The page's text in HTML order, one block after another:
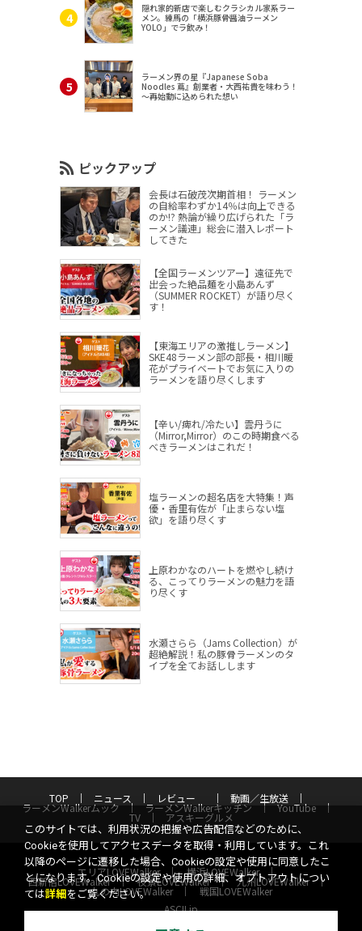
隠れ家的新店で楽しむクラシカル家系ラー
メン。練馬の「横浜豚骨醤油ラーメン
YOLO」でラ飲み！
ラーメン界の星『Japanese Soba
Noodles 蔦』創業者・大西祐貴を味わう！
～再始動に込められた想い
ピックアップ
会長は石破茂次期首相！ ラーメン
の自給率わずか14％は向上できる
のか!? 熱論が繰り広げられた「ラ
ーメン議連」総会に潜入レポート
してきた
【全国ラーメンツアー】遠征先で
出会った絶品麺を小島あんず
（SUMMER ROCKET）が語り尽く
す！
【東海エリアの激推しラーメン】
SKE48ラーメン部の部長・相川暖
花がプライベートでお気に入りの
ラーメンを語り尽くします
【辛い/痺れ/冷たい】雲丹うに
（Mirror,Mirror）のこの時期食べる
べきラーメンはこれだ！
塩ラーメンの超名店を大特集！声
優・香里有佐が「止まらない塩
欲」を語り尽くす
上原わかなのハートを燃やし続け
る、こってりラーメンの魅力を語
り尽くす
水瀬さらら（Jams Collection）が
超絶解説！私の豚骨ラーメンのタ
イプを全てお話しします
TOP ニュース レビュー 動画／生放送
ラーメンWalkerムック ラーメンWalkerキッチン YouTube
TV アスキーグルメ
エリアLOVEWalker 横浜LOVEWalker
西新宿LOVEWalker 夜景LOVEWalker 九州LOVEWalker
丸の内LOVEWalker
戦国LOVEWalker
ASCII.jp
このサイトでは、利用状況の把握や広告配信などのために、
Cookieを使用してアクセスデータを取得・利用しています。これ
以降のページに遷移した場合、Cookieの設定や使用に同意したこ
とになります。Cookieの設定や使用の詳細、オプトアウトについ
ては詳細 をご覧ください。